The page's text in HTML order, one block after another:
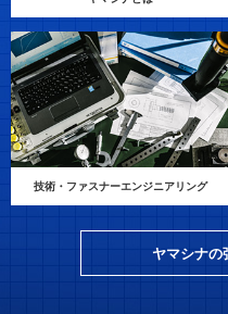
技術・ファスナーエンジニアリング
ヤマシナの